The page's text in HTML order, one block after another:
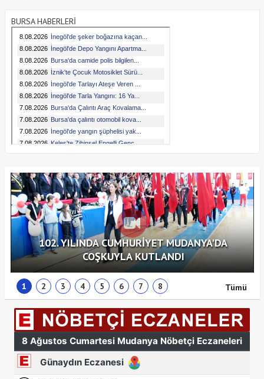
BURSA HABERLERİ
Tümü
102. YILINDA CUMHURİYET MUDANYA'DA
COŞKUYLA KUTLANDI
1 2 3 4 5 6 7 8